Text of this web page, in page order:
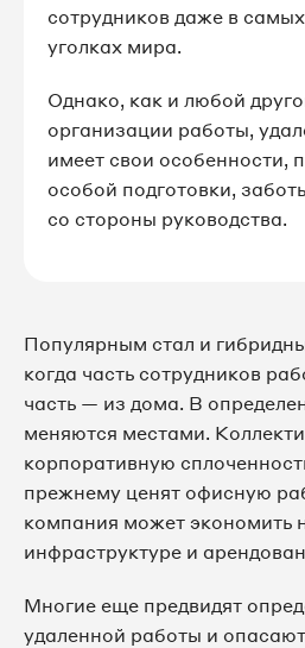
сотрудников даже в
уголках мира.
Однако, как и любой
организации работы,
имеет свои особенности,
особой подготовки,
со стороны руководства.
Популярным стал и
когда часть сотрудников
часть — из дома. В
меняются местами.
корпоративную
прежнему ценят офисную
компания может экономить
инфраструктуре и
Многие еще предвидят
удаленной работы и